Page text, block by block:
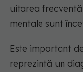
uitarea
mentale sunt
Este important
reprezintă un